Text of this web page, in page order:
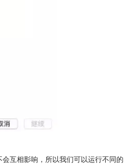
互相影响，所以我们可以运行不同的